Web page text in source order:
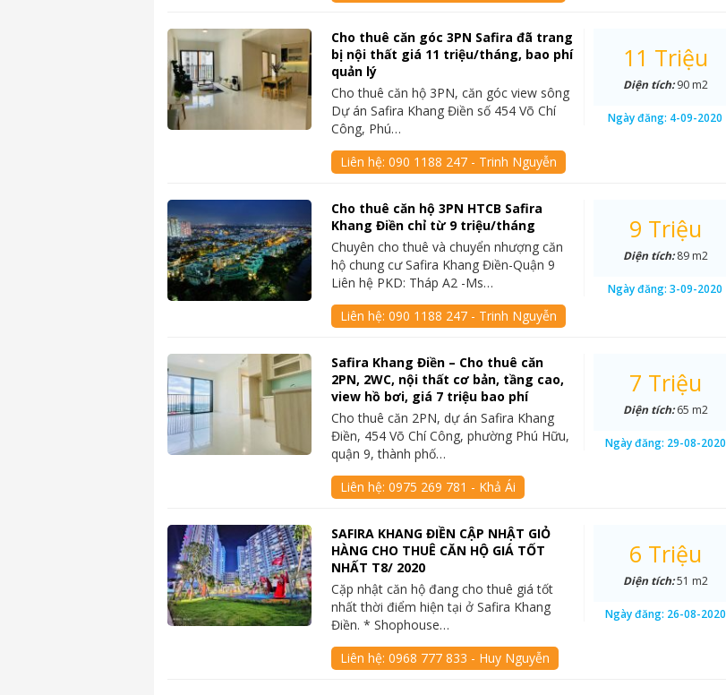
Cho thuê căn góc 3PN Safira đã trang
bị nội thất giá 11 triệu/tháng, bao phí
quản lý
Cho thuê căn hộ 3PN, căn góc view sông
Dự án Safira Khang Điền số 454 Võ Chí
Công, Phú…
Liên hệ:090 1188 247 - Trinh Nguyễn
11 Triệu
Diện tích:90 m2
Ngày đăng: 4-09-2020
Cho thuê căn hộ 3PN HTCB Safira
Khang Điền chỉ từ 9 triệu/tháng
Chuyên cho thuê và chuyển nhượng căn
hộ chung cư Safira Khang Điền-Quận 9
Liên hệ PKD: Tháp A2 -Ms…
Liên hệ:090 1188 247 - Trinh Nguyễn
9 Triệu
Diện tích:89 m2
Ngày đăng:3-09-2020
Safira Khang Điền – Cho thuê căn
2PN, 2WC, nội thất cơ bản, tầng cao,
view hồ bơi, giá 7 triệu bao phí
Cho thuê căn 2PN, dự án Safira Khang
Điền, 454 Võ Chí Công, phường Phú Hữu,
quận 9, thành phố…
Liên hệ:0975 269 781 - Khả Ái
7 Triệu
Diện tích:65 m2
Ngày đăng: 29-08-2020
SAFIRA KHANG ĐIỀN CẬP NHẬT GIỎ
HÀNG CHO THUÊ CĂN HỘ GIÁ TỐT
NHẤT T8/ 2020
Cặp nhật căn hộ đang cho thuê giá tốt
nhất thời điểm hiện tại ở Safira Khang
Điền. * Shophouse…
Liên hệ:0968 777 833 - Huy Nguyễn
6 Triệu
Diện tích:51 m2
Ngày đăng: 26-08-2020